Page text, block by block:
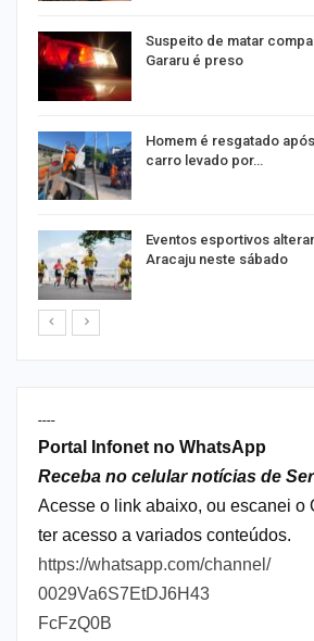
Suspeito de matar
Gararu é preso
Homem é resgatado
carro levado por…
Eventos esportivos
Aracaju neste sábado
----
Portal Infonet no WhatsApp
Receba no celular notícias de
Acesse o link abaixo, ou escanei o
ter acesso a variados conteúdos.
https://whatsapp.com/channel/
0029Va6S7EtDJ6H43
FcFzQ0B